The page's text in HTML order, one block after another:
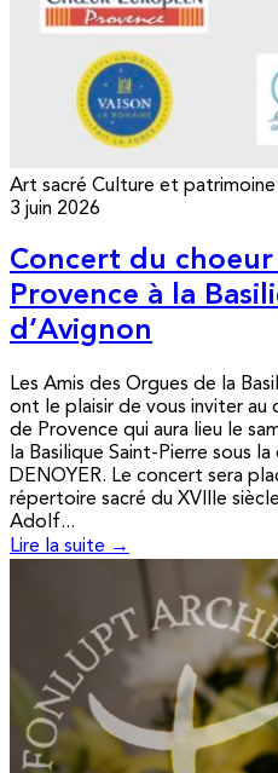
Art sacré Culture et patrimoine
3 juin 2026
Concert du
Provence à la
d’Avignon
Les Amis des Orgues de la
ont le plaisir de vous inviter
de Provence qui aura lieu le
la Basilique Saint-Pierre sous
DENOYER. Le concert sera
répertoire sacré du XVIIIe
Adolf...
Lire la suite →